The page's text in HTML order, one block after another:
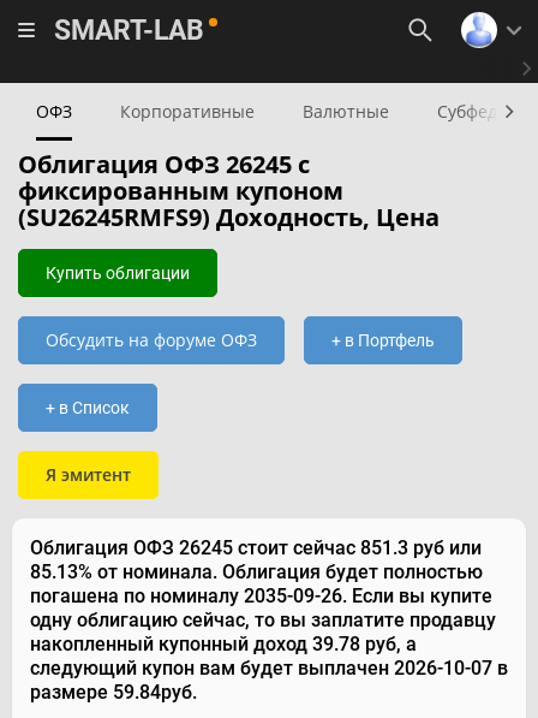
SMART-LAB
ОФЗ Корпоративные Валютные
Облигация ОФЗ 26245 с
фиксированным купоном
(SU26245RMFS9) Доходность, Цена
Купить облигации
Обсудить на форуме ОФЗ + в Портфель
+ в Список
Я эмитент
Облигация ОФЗ 26245 стоит сейчас 851.3 руб или
85.13% от номинала. Облигация будет полностью
погашена по номиналу 2035-09-26. Если вы купите
одну облигацию сейчас, то вы заплатите продавцу
накопленный купонный доход 39.78 руб, а
следующий купон вам будет выплачен 2026-10-07 в
размере 59.84руб.